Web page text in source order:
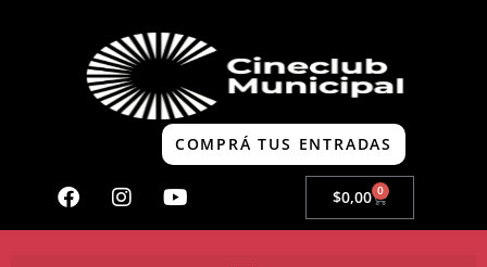
COMPRÁ TUS ENTRADAS
$0,00 0